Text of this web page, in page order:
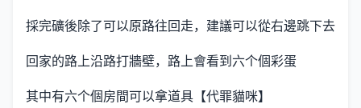
採完礦後除了可以原路往回走，建議可以從右邊跳下去
回家的路上沿路打牆壁，路上會看到六个個彩蛋
其中有六个個房間可以拿道具【代罪貓咪】